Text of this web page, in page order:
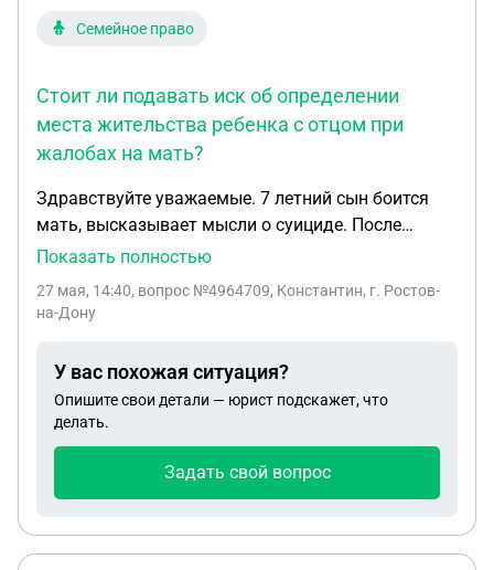
Семейное право
Стоит ли подавать иск об определении
места жительства ребенка с отцом при
жалобах на мать?
Здравствуйте уважаемые. 7 летний сын боится
мать, высказывает мысли о суициде. После
развода, его проживание суд определил с
общей сумме сутки в неделю. Так как он не хочет
в неделю. Вижу какие страдания испытывает мой
сын но ничего не могу сделать, обращался куда
только можно. Имею много аудио-видео
материалов, переписку в менеджерах, ни опека ни
суд ни полиция даже не принимают. Нет даже
обратится, определить место жительства сына со
Показать полностью
27 мая, 14:40, вопрос №4964709, Константин, г. Ростов-
на-Дону
У вас похожая ситуация?
Опишите свои детали — юрист подскажет, что
делать.
Задать свой вопрос